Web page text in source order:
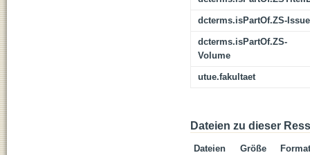
dcterms.isPartOf.ZS-Issue
dcterms.isPartOf.ZS-
Volume
utue.fakultaet
Dateien zu dieser
Dateien Größe
Format